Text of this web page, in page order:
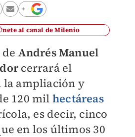
al canal de Milenio
Andrés Manuel
cerrará el
la ampliación y
120 mil hectáreas
es decir, cinco
en los últimos 30